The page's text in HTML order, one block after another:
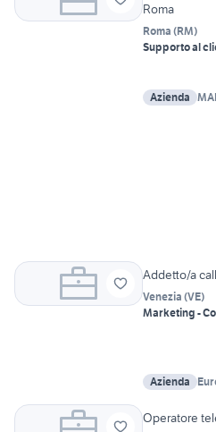
Roma
Roma (RM)
Supporto al
Azienda
Addetto/a
Venezia (VE)
Marketing -
Azienda
Operatore